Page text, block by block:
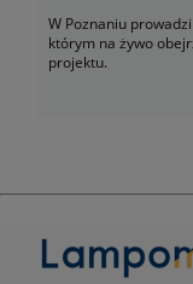
W Poznaniu
którym na żywo
projektu.